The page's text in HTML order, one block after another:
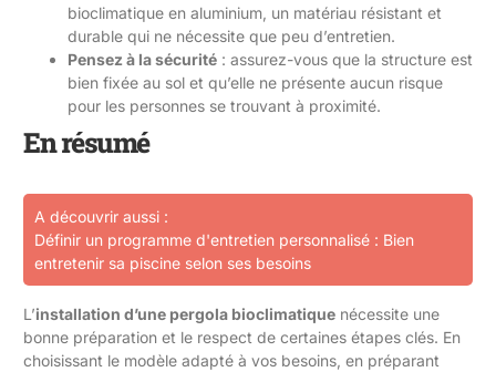
bioclimatique en aluminium, un matériau résistant et
durable qui ne nécessite que peu d’entretien.
Pensez à la sécurité : assurez-vous que la structure est
bien fixée au sol et qu’elle ne présente aucun risque
pour les personnes se trouvant à proximité.
En résumé
A découvrir aussi :
Définir un programme d'entretien personnalisé : Bien
entretenir sa piscine selon ses besoins
L’installation d’une pergola bioclimatique nécessite une
bonne préparation et le respect de certaines étapes clés. En
choisissant le modèle adapté à vos besoins, en préparant